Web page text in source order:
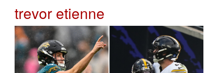
trevor etienne